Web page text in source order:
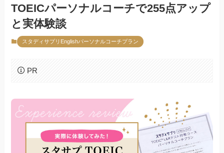
TOEICパーソナルコーチで255点アップ
と実体験談
スタディサプリEnglishパーソナルコーチプラン
PR